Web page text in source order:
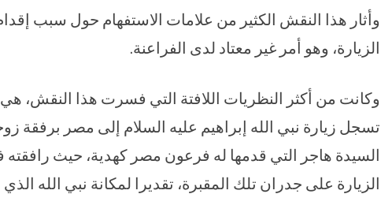
وأثار هذا النقش الكثير من علامات الاستفهام حول سبب
الزيارة، وهو أمر غير معتاد لدى الفراعنة.
وكانت من أكثر النظريات اللافتة التي فسرت هذا النقش،
تسجل زيارة نبي الله إبراهيم عليه السلام إلى مصر برفقة
السيدة هاجر التي قدمها له فرعون مصر كهدية، حيث
الزيارة على جدران تلك المقبرة، تقديرا لمكانة نبي الله